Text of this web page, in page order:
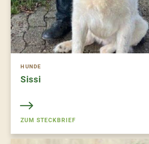
HUNDE
Sissi
ZUM STECKBRIEF